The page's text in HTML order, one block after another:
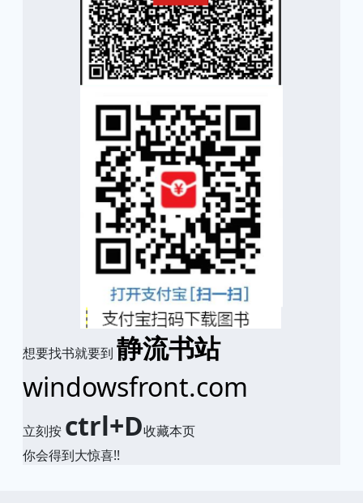
想要找书就要到 静流书站
windowsfront.com
立刻按 ctrl+D收藏本页
你会得到大惊喜!!